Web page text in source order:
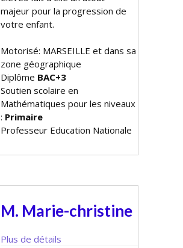
majeur pour la progression de
votre enfant.
Motorisé: MARSEILLE et dans sa
zone géographique
Diplôme BAC+3
Soutien scolaire en
Mathématiques pour les niveaux
: Primaire
Professeur Education Nationale
M. Marie-christine
Plus de détails